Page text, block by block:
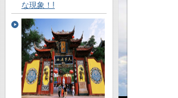
な現象！!